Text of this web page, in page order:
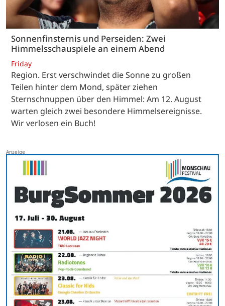
Sonnenfinsternis und Perseiden: Zwei
Himmelsschauspiele an einem Abend
Friday
Region. Erst verschwindet die Sonne zu großen
Teilen hinter dem Mond, später ziehen
Sternschnuppen über den Himmel: Am 12. August
warten gleich zwei besondere Himmelsereignisse.
Wir verlosen ein Buch!